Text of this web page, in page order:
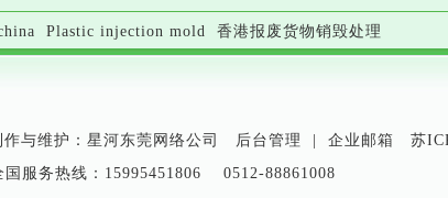
Plastic injection mold 香港报废货物销毁处理
与维护：星河东莞网络公司 后台管理 企业邮箱
苏
国服务热线：15995451806 0512-88861008